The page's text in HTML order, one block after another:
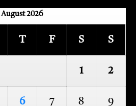
August 2026
T F S S
1 2
6 7 8 9